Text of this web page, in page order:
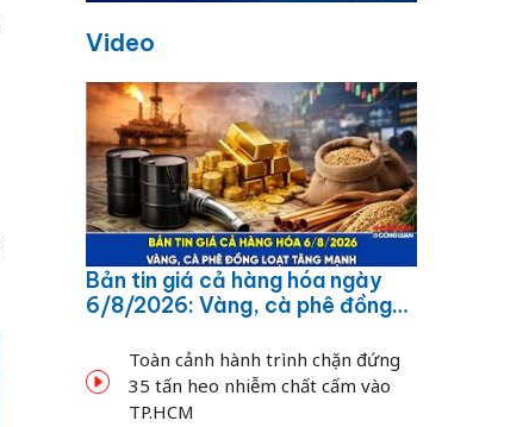
Video
Bản tin giá cả hàng hóa ngày
6/8/2026: Vàng, cà phê đồng
Toàn cảnh hành trình chặn đứng
35 tấn heo nhiễm chất cấm vào
TP.HCM